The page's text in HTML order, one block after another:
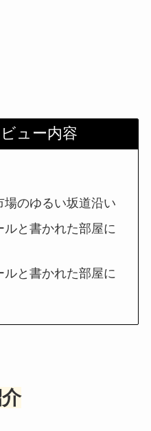
ュー内容
のゆるい坂道沿い
と書かれた部屋に
と書かれた部屋に